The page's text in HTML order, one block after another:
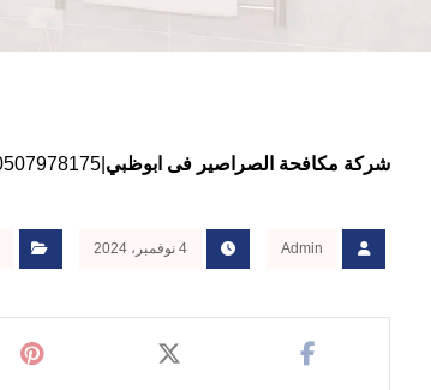
شركة مكافحة الصراصير فى ابوظبي
Admin 4 نوفمبر، 2024